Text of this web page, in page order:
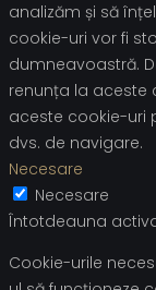
analizăm și să
cookie-uri vor fi
dumneavoastră.
renunța la aceste
aceste cookie-uri
dvs. de navigare.
Necesare
Necesare
Întotdeauna
Cookie-urile